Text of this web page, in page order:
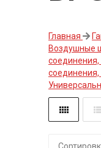
Главная
Воздушные
соединения,